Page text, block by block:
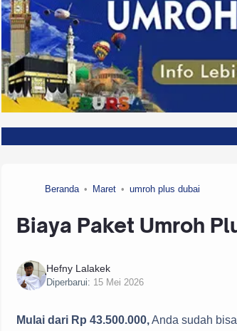
Beranda Maret umroh plus dubai
Biaya Paket Umroh
Hefny Lalakek
Diperbarui: 15 Mei 2026
Mulai dari Rp 43.500.000,Anda sudah